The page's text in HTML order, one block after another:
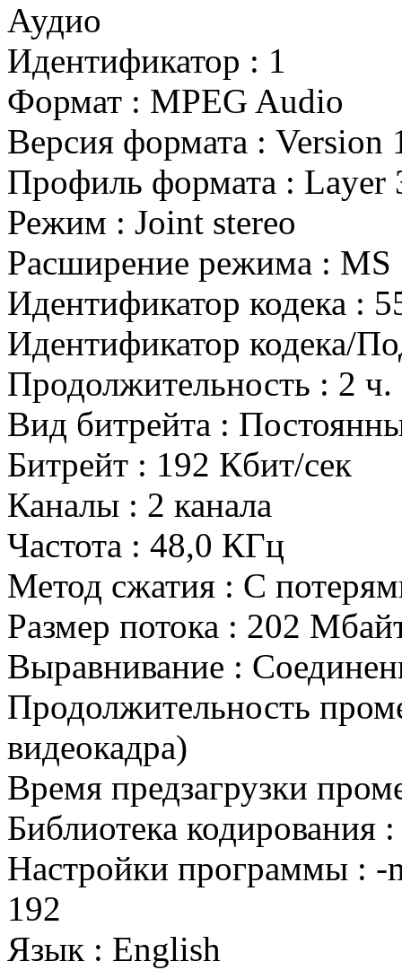
Аудио
Идентификатор : 1
Формат : MPEG Audio
Версия формата : Version
Профиль формата : Layer
Режим : Joint stereo
Расширение режима : MS
Идентификатор кодека :
Идентификатор кодека/
Продолжительность : 2
Вид битрейта :
Битрейт : 192 Кбит/сек
Каналы : 2 канала
Частота : 48,0 КГц
Метод сжатия : С
Размер потока : 202
Выравнивание :
Продолжительность
видеокадра)
Время предзагрузки
Библиотека
Настройки программы : -
192
Язык : English